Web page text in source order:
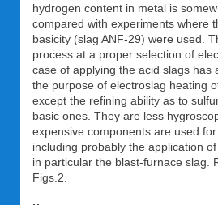
hydrogen content in metal is
compared with experiments where
basicity (slag ANF-29) were used.
process at a proper selection of
case of applying the acid slags has
the purpose of electroslag heating
except the refining ability as to
basic ones. They are less
expensive components are used
including probably the application
in particular the blast-furnace slag.
Figs.2.